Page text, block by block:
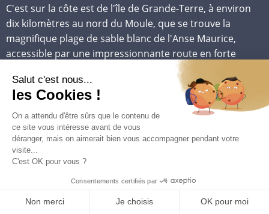
C'est sur la côte est de l'île de Grande-Terre, à environ
dix kilomètres au nord du Moule, que se trouve la
magnifique plage de sable blanc de l'Anse Maurice,
accessible par une impressionnante route en forte
Cette plage de sable blanc, protégée par une barrière
corallienne, offre des fonds marins magnifiques.
Vous pourrez y observer de nombreuses espèces de
poissons et de crustacés simplement avec un masque et
un tuba.
La plage familiale est équipée de petits carbets
aménagés pour les pique-niques et est ombragée par de